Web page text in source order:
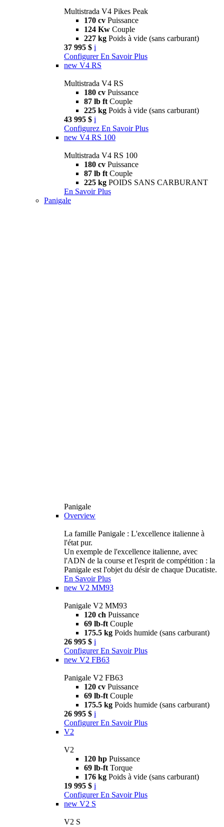
Multistrada V4 Pikes Peak
170 cv Puissance
124 Kw Couple
227 kg Poids à vide (sans carburant)
37 995 $ i
Configurer En Savoir Plus
new V4 RS
Multistrada V4 RS
180 cv Puissance
87 lb ft Couple
225 kg Poids à vide (sans carburant)
43 995 $ i
Configurez En Savoir Plus
new V4 RS 100
Multistrada V4 RS 100
180 cv Puissance
87 lb ft Couple
225 kg POIDS SANS CARBURANT
En Savoir Plus
Panigale
Panigale
Overview
La famille Panigale : L'excellence italienne à
l'état pur.
Un exemple de l'excellence italienne, avec
l'ADN de la course et l'esprit de compétition : la
Panigale est l'objet du désir de chaque Ducatiste.
En Savoir Plus
new V2 MM93
Panigale V2 MM93
120 ch Puissance
69 lb-ft Couple
175.5 kg Poids humide (sans carburant)
26 995 $ i
Configurer En Savoir Plus
new V2 FB63
Panigale V2 FB63
120 cv Puissance
69 lb-ft Couple
175.5 kg Poids humide (sans carburant)
26 995 $ i
Configurer En Savoir Plus
V2
V2
120 hp Puissance
69 lb-ft Torque
176 kg Poids à vide (sans carburant)
19 995 $ i
Configurer En Savoir Plus
new V2 S
V2 S